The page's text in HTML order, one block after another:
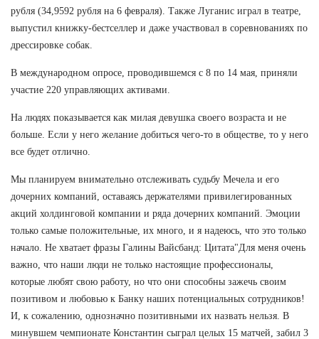
рубля (34,9592 рубля на 6 февраля). Также Луганис играл в театре,
выпустил книжку-бестселлер и даже участвовал в соревнованиях по
дрессировке собак.
В международном опросе, проводившемся с 8 по 14 мая, приняли
участие 220 управляющих активами.
На людях показывается как милая девушка своего возраста и не
больше. Если у него желание добиться чего-то в обществе, то у него
все будет отлично.
Мы планируем внимательно отслеживать судьбу Мечела и его
дочерних компаний, оставаясь держателями привилегированных
акций холдинговой компании и ряда дочерних компаний. Эмоции
только самые положительные, их много, и я надеюсь, что это только
начало. Не хватает фразы Галины Вайсбанд: Цитата"Для меня очень
важно, что наши люди не только настоящие профессионалы,
которые любят свою работу, но что они способны зажечь своим
позитивом и любовью к Банку наших потенциальных сотрудников!
И, к сожалению, однозначно позитивными их назвать нельзя. В
минувшем чемпионате Константин сыграл целых 15 матчей, забил 3